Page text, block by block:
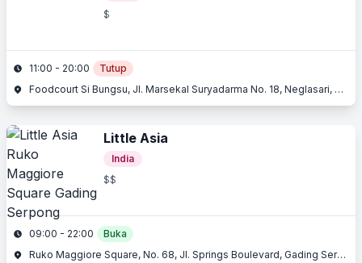
$
11:00 - 20:00
Tutup
Foodcourt Si Bungsu, Jl. Marsekal Suryadarma No. 18, Neglasari, Tangerang, Banten
Little Asia
India
$$
09:00 - 22:00
Buka
Ruko Maggiore Square, No. 68, Jl. Springs Boulevard, Gading Serpong, Serpong, Tangerang, Banten